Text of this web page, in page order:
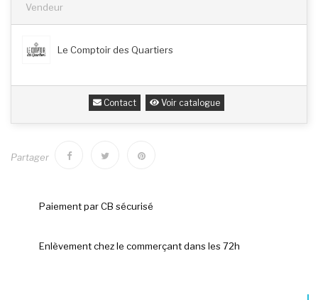
Vendeur
Le Comptoir des Quartiers
Contact Voir catalogue
Partager
Paiement par CB sécurisé
Enlèvement chez le commerçant dans les 72h